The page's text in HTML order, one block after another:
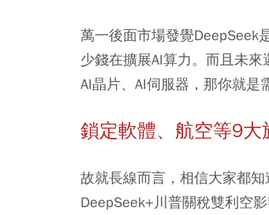
萬一後面市場發覺DeepSeek
少錢在擴展AI算力。而且未
AI晶片、AI伺服器，那你就是
鎖定軟體、航空等9大
故就長線而言，相信大家都
DeepSeek+川普關稅雙利空